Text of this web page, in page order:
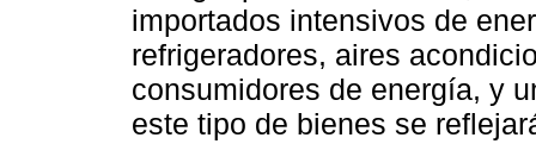
importados intensivos de
refrigeradores, aires
consumidores de energía, y
este tipo de bienes se